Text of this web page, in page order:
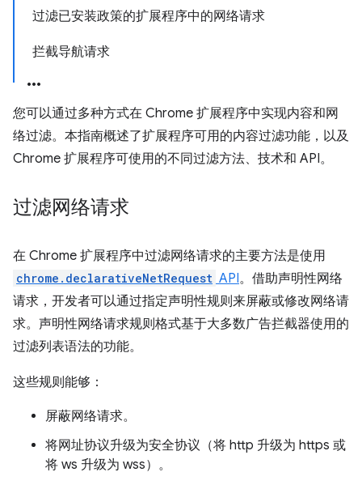
过滤已安装政策的扩展程序中的网络请求
拦截导航请求
您可以通过多种方式在 Chrome 扩展程序中实现内容和网
络过滤。本指南概述了扩展程序可用的内容过滤功能，以及
Chrome 扩展程序可使用的不同过滤方法、技术和 API。
过滤网络请求
在 Chrome 扩展程序中过滤网络请求的主要方法是使用
chrome.declarativeNetRequest API。借助声明性网络
请求，开发者可以通过指定声明性规则来屏蔽或修改网络请
求。声明性网络请求规则格式基于大多数广告拦截器使用的
过滤列表语法的功能。
这些规则能够：
屏蔽网络请求。
将网址协议升级为安全协议（将 http 升级为 https 或
将 ws 升级为 wss）。